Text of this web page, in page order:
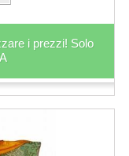
i prezzi! Solo